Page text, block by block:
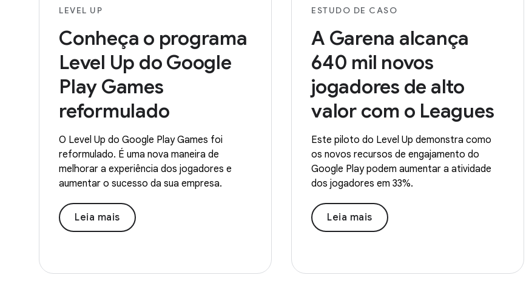
LEVEL UP
Conheça o programa
Level Up do Google
Play Games
reformulado
O Level Up do Google Play Games foi
reformulado. É uma nova maneira de
melhorar a experiência dos jogadores e
aumentar o sucesso da sua empresa.
Leia mais
ESTUDO DE CASO
A Garena alcança
640 mil novos
jogadores de alto
valor com o Leagues
Este piloto do Level Up demonstra como
os novos recursos de engajamento do
Google Play podem aumentar a atividade
dos jogadores em 33%.
Leia mais